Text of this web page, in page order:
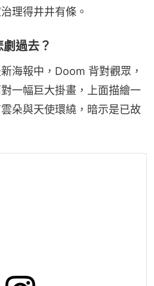
理得井井有條。
過去？
海報中，Doom 背對觀眾，
一幅巨大掛畫，上面描繪一
朵與天使環繞，暗示是已故